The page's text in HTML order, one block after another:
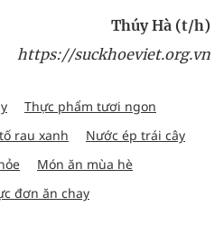
Thúy Hà (t/h)
https://suckhoeviet.org.vn
Thực phẩm tươi ngon
rau xanh
Nước ép trái cây
Món ăn mùa hè
đơn ăn chay